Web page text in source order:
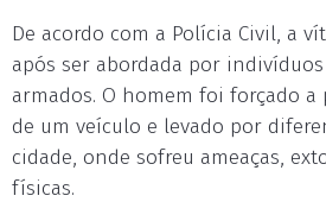
De acordo com a Polícia Civil, a
após ser abordada por
armados. O homem foi forçado
de um veículo e levado por
cidade, onde sofreu ameaças,
físicas.